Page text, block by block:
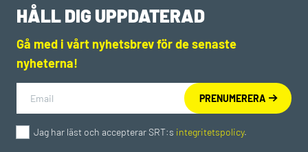
HÅLL DIG UPPDATERAD
Gå med i vårt nyhetsbrev för de senaste
nyheterna!
Jag har läst och accepterar SRT:s integritetspolicy.